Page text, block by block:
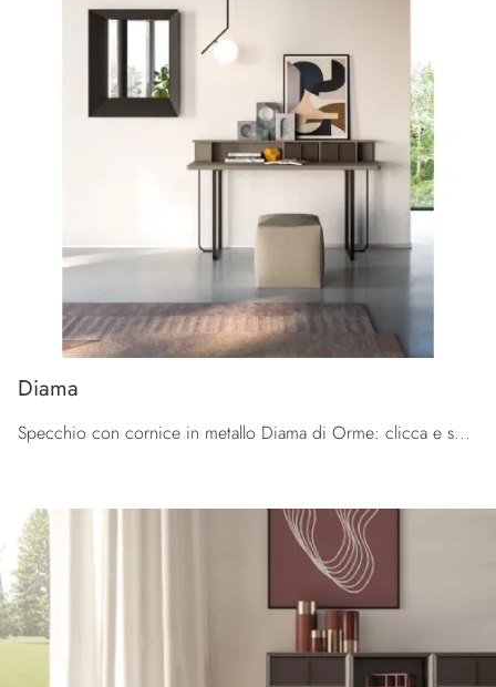
Diama
Specchio con cornice in metallo Diama di Orme: clicca e scopri di più sui Complementi e specchi moderni in metallo del noto e conosciuto brand!